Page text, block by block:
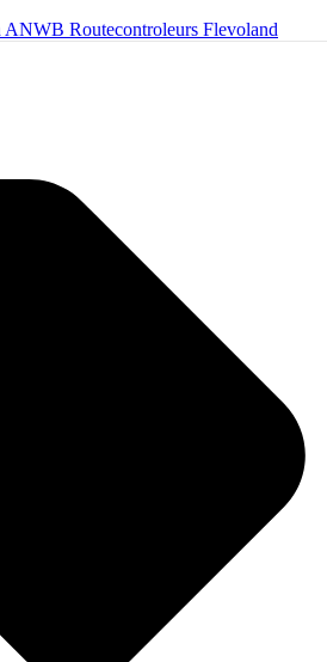
ANWB Routecontroleurs Flevoland